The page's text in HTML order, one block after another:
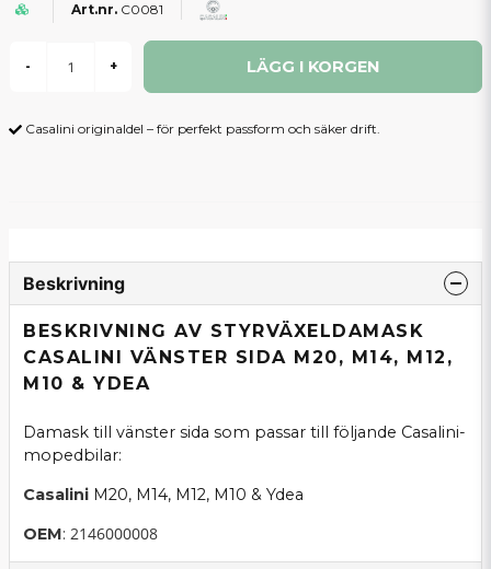
C0081
- + LÄGG I KORGEN
Casalini originaldel – för perfekt passform och säker drift.
Beskrivning
BESKRIVNING AV STYRVÄXELDAMASK
CASALINI VÄNSTER SIDA M20, M14, M12,
M10 & YDEA
Damask till vänster sida som passar till följande Casalini-
mopedbilar:
Casalini M20, M14, M12, M10 & Ydea
OEM: 2146000008